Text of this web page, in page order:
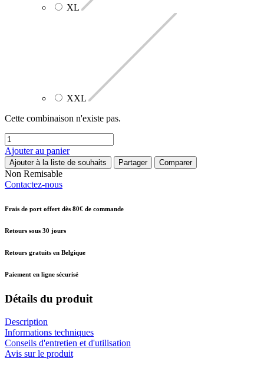
XL
XXL
Cette combinaison n'existe pas.
Ajouter au panier
Ajouter à la liste de souhaits Partager Comparer
Non Remisable
Contactez-nous
Frais de port offert dès 80€ de commande
Retours sous 30 jours
Retours gratuits en Belgique
Paiement en ligne sécurisé
Détails du produit
Description
Informations techniques
Conseils d'entretien et d'utilisation
Avis sur le produit